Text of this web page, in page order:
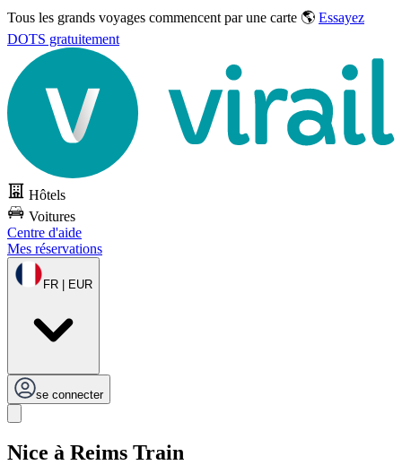
Tous les grands voyages commencent par une carte 🌎 Essayez
DOTS gratuitement
Hôtels
Voitures
Centre d'aide
Mes réservations
FR | EUR
se connecter
Nice à Reims Train